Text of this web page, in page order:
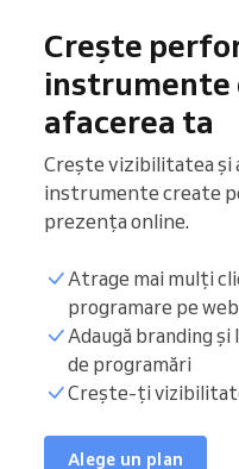
Crește
instrumente
afacerea ta
Crește vizibilitatea și
instrumente create
prezența online.
Atrage mai mulți
programare pe
Adaugă branding
de programări
Crește-ți
Alege un plan